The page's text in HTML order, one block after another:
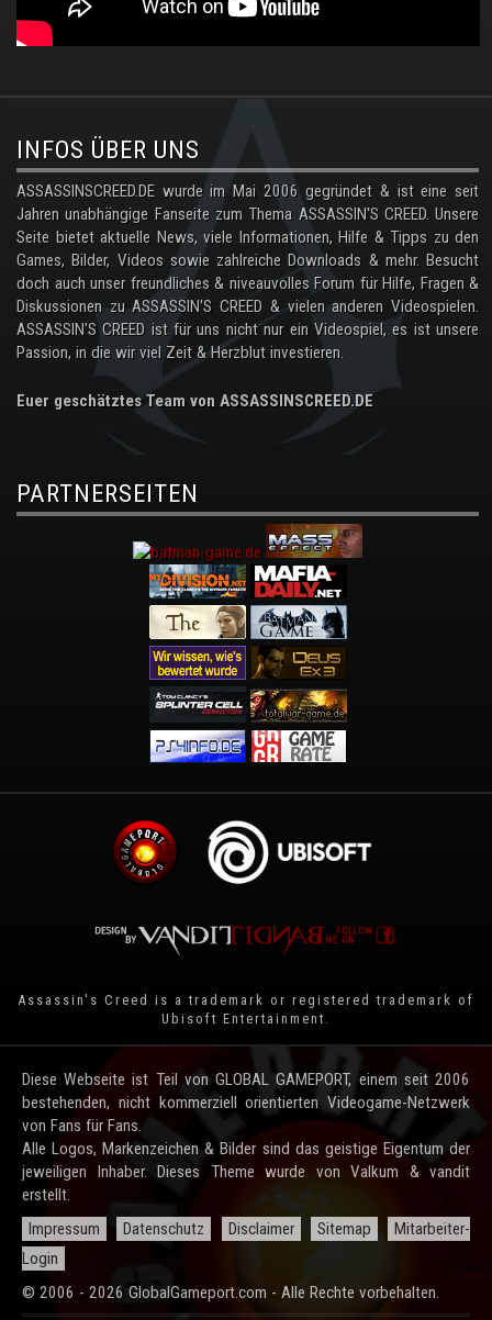
.
INFOS ÜBER UNS
ASSASSINSCREED.DE wurde im Mai 2006 gegründet & ist eine seit
Jahren unabhängige Fanseite zum Thema ASSASSIN'S CREED. Unsere
Seite bietet aktuelle News, viele Informationen, Hilfe & Tipps zu den
Games, Bilder, Videos sowie zahlreiche Downloads & mehr. Besucht
doch auch unser freundliches & niveauvolles Forum für Hilfe, Fragen &
Diskussionen zu ASSASSIN'S CREED & vielen anderen Videospielen.
ASSASSIN'S CREED ist für uns nicht nur ein Videospiel, es ist unsere
Passion, in die wir viel Zeit & Herzblut investieren.
Euer geschätztes Team von ASSASSINSCREED.DE
PARTNERSEITEN
Assassin's Creed is a trademark or registered trademark of
Ubisoft Entertainment
Diese Webseite ist Teil von GLOBAL GAMEPORT, einem seit 2006
bestehenden, nicht kommerziell orientierten Videogame-Netzwerk
von Fans für Fans.
Alle Logos, Markenzeichen & Bilder sind das geistige Eigentum der
jeweiligen Inhaber. Dieses Theme wurde von Valkum & vandit
erstellt.
Impressum
Datenschutz Disclaimer Sitemap
Mitarbeiter-
Login
© 2006 - 2026 GlobalGameport.com - Alle Rechte vorbehalten.